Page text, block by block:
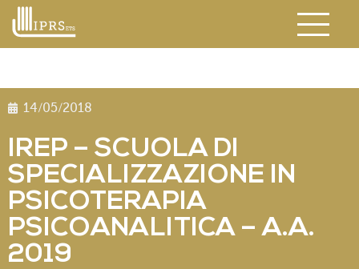
14/05/2018
IREP – SCUOLA DI
SPECIALIZZAZIONE IN
PSICOTERAPIA
PSICOANALITICA – A.A.
2019